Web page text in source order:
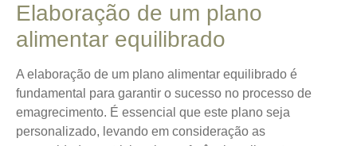
Elaboração de um plano
alimentar equilibrado
A elaboração de um plano alimentar equilibrado é
fundamental para garantir o sucesso no processo de
emagrecimento. É essencial que este plano seja
personalizado, levando em consideração as